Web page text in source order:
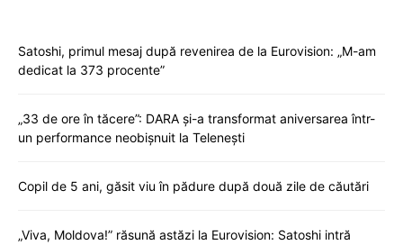
Satoshi, primul mesaj după revenirea de la Eurovision: „M-am
dedicat la 373 procente”
„33 de ore în tăcere”: DARA și-a transformat aniversarea într-
un performance neobișnuit la Telenești
Copil de 5 ani, găsit viu în pădure după două zile de căutări
„Viva, Moldova!” răsună astăzi la Eurovision: Satoshi intră